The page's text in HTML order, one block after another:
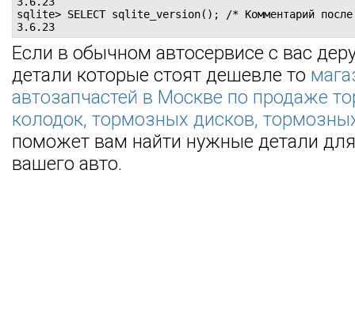
sqlite> SELECT sqlite_version(); /* Комментарий после
3.6.23
Если в обычном автосервисе с вас
детали которые стоят дешевле то
автозапчастей в Москве по продаже
колодок, тормозных дисков,
поможет вам найти нужные детали
вашего авто.